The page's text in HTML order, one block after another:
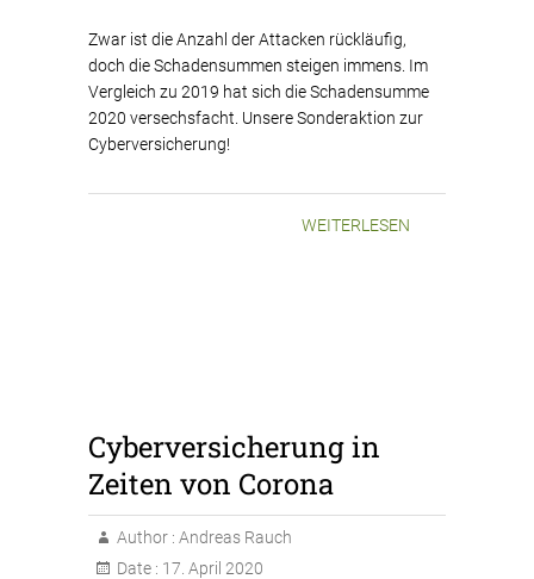
Zwar ist die Anzahl der Attacken rückläufig,
doch die Schadensummen steigen immens. Im
Vergleich zu 2019 hat sich die Schadensumme
2020 versechsfacht. Unsere Sonderaktion zur
Cyberversicherung!
WEITERLESEN
Cyberversicherung in
Zeiten von Corona
Author : Andreas Rauch
Date : 17. April 2020